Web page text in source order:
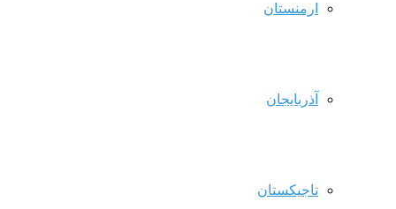
ارمنستان
آذربایجان
تاجیکستان